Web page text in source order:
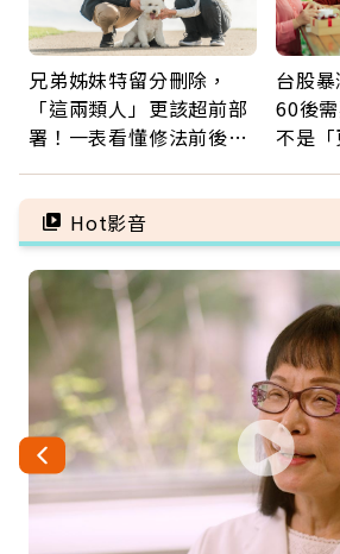
兄弟姊妹特留分刪除，
「這兩類人」更該超前部
署！一表看懂修法前後差
更多
台股
60後
不是
輝：
票
Hot影音